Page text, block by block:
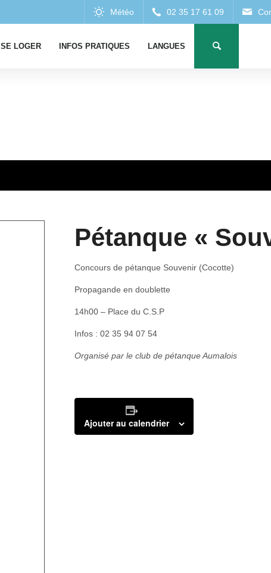
SE LOGER INFOS PRATIQUES LANGUES
Pétanque «
Concours de pétanque Souvenir (Cocotte)
Propagande en doublette
14h00 – Place du C.S.P
Infos : 02 35 94 07 54
Organisé par le club de pétanque Aumalois
Ajouter au calendrier